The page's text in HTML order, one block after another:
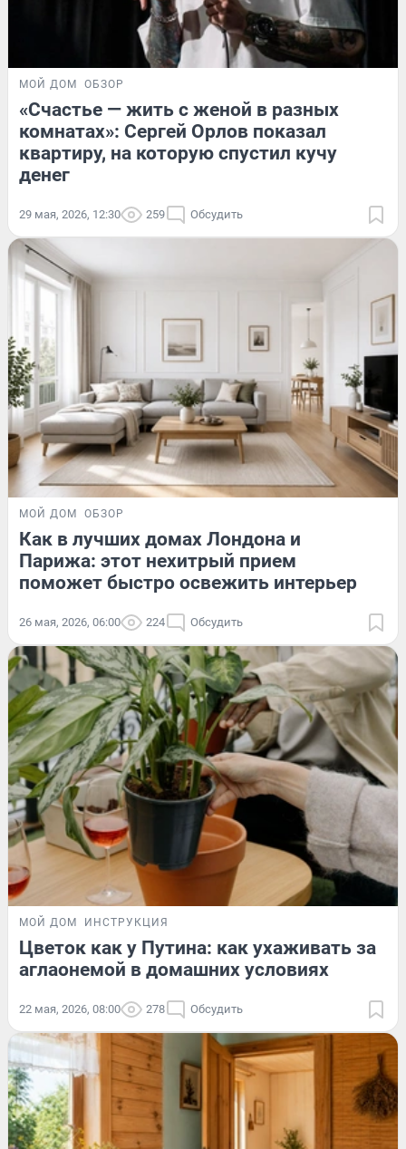
МОЙ ДОМ ОБЗОР
«Счастье — жить с женой в разных
комнатах»: Сергей Орлов показал
квартиру, на которую спустил кучу
денег
29 мая, 2026, 12:30 259 Обсудить
МОЙ ДОМ ОБЗОР
Как в лучших домах Лондона и
Парижа: этот нехитрый прием
поможет быстро освежить интерьер
26 мая, 2026, 06:00 224 Обсудить
МОЙ ДОМ ИНСТРУКЦИЯ
Цветок как у Путина: как ухаживать за
аглаонемой в домашних условиях
22 мая, 2026, 08:00 278 Обсудить